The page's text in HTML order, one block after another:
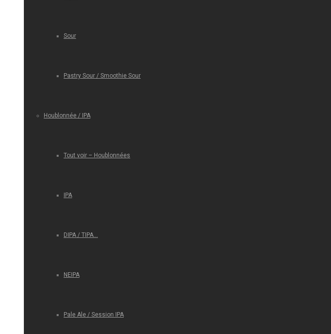
Sour
Pastry Sour / Smoothie Sour
Houblonnée / IPA
Tout voir – Houblonnées
IPA
DIPA / TIPA…
NEIPA
Pale Ale / Session IPA